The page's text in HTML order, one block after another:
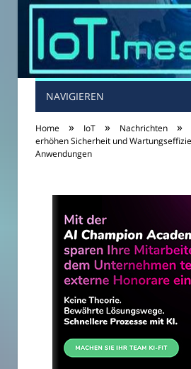
NAVIGIEREN
Home » IoT » Nachrichten »
erhöhen Sicherheit und
Anwendungen